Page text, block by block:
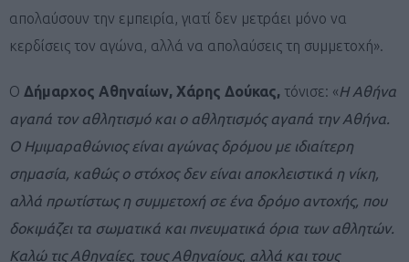
απολαύσουν την εμπειρία, γιατί δεν μετράει μόνο να
κερδίσεις τον αγώνα, αλλά να απολαύσεις τη συμμετοχή».
Ο Δήμαρχος Αθηναίων, Χάρης Δούκας, τόνισε: «Η Αθήνα
αγαπά τον αθλητισμό και ο αθλητισμός αγαπά την Αθήνα.
Ο Ημιμαραθώνιος είναι αγώνας δρόμου με ιδιαίτερη
σημασία, καθώς ο στόχος δεν είναι αποκλειστικά η νίκη,
αλλά πρωτίστως η συμμετοχή σε ένα δρόμο αντοχής, που
δοκιμάζει τα σωματικά και πνευματικά όρια των αθλητών.
Καλώ τις Αθηναίες, τους Αθηναίους, αλλά και τους